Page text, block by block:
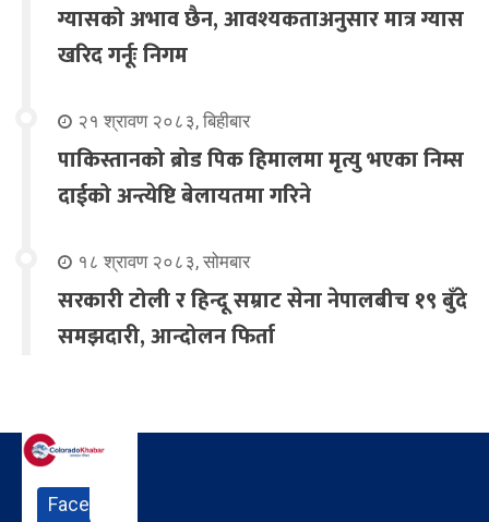
ग्यासको अभाव छैन, आवश्यकताअनुसार मात्र ग्यास
खरिद गर्नूः निगम
२१ श्रावण २०८३, बिहीबार
पाकिस्तानको ब्रोड पिक हिमालमा मृत्यु भएका निम्स
दाईको अन्त्येष्टि बेलायतमा गरिने
१८ श्रावण २०८३, सोमबार
सरकारी टोली र हिन्दू सम्राट सेना नेपालबीच १९ बुँदे
समझदारी, आन्दोलन फिर्ता
Face